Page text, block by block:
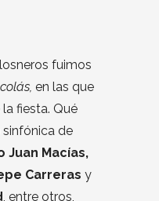
fuimos
en las que
fiesta. Qué
de
Juan Macías,
Carreras y
, entre otros,